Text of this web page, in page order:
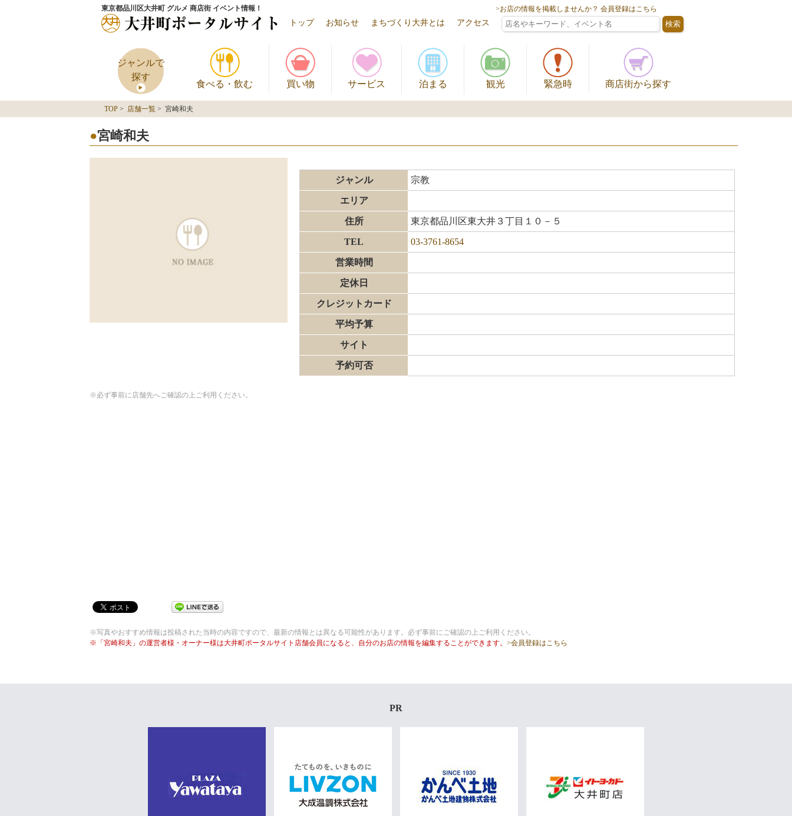
東京都品川区大井町 グルメ 商店街 イベント情報！ >お店の情報を掲載しませんか？ 会員登録はこちら
トップ お知らせ まちづくり大井とは アクセス
ジャンルで
探す
食べる・飲む 買い物 サービス 泊まる 観光 緊急時 商店街から探す
TOP > 店舗一覧 > 宮崎和夫
宮崎和夫
ジャンル 宗教
エリア
住所 東京都品川区東大井３丁目１０－５
TEL 03-3761-8654
営業時間
定休日
クレジットカード
平均予算
サイト
予約可否
※必ず事前に店舗先へご確認の上ご利用ください。
※写真やおすすめ情報は投稿された当時の内容ですので、最新の情報とは異なる可能性があります。必ず事前にご確認の上ご利用ください。
※「宮崎和夫」の運営者様・オーナー様は大井町ポータルサイト店舗会員になると、自分のお店の情報を編集することができます。 >会員登録はこちら
PR